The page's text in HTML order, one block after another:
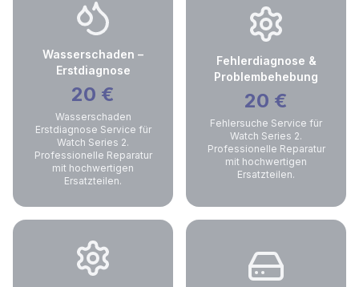
Wasserschaden –
Erstdiagnose
20 €
Wasserschaden
Erstdiagnose Service für
Watch Series 2.
Professionelle Reparatur
mit hochwertigen
Ersatzteilen.
Fehlerdiagnose &
Problembehebung
20 €
Fehlersuche Service für
Watch Series 2.
Professionelle Reparatur
mit hochwertigen
Ersatzteilen.